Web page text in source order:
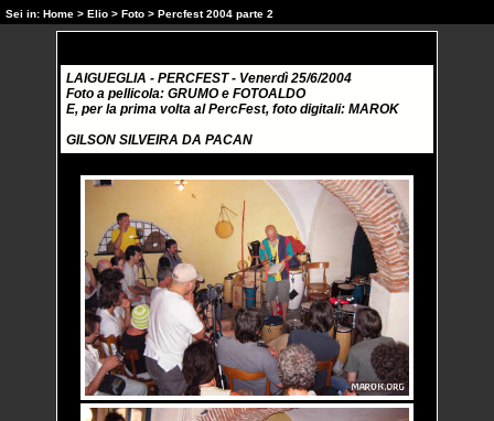
Sei in: Home > Elio > Foto > Percfest 2004 parte 2
LAIGUEGLIA - PERCFEST - Venerdì 25/6/2004
Foto a pellicola: GRUMO e FOTOALDO
E, per la prima volta al PercFest, foto digitali: MAROK
GILSON SILVEIRA DA PACAN